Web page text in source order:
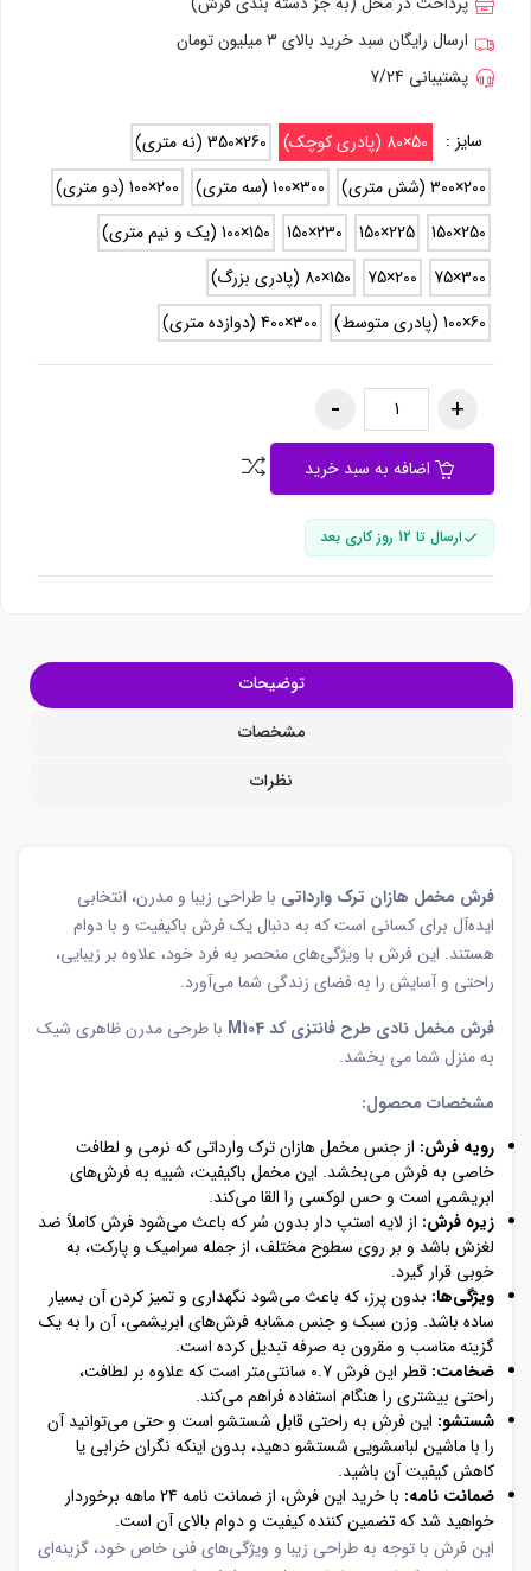
ارسال رایگان سبد خرید بالای 3 میلیون تومان
پشتیبانی 7/24
سایز : 50×80 (پادری کوچک)
260×350 (نه متری)
200×300 (شش متری)
300×100 (سه متری)
200×100 (دو متری)
250×150
225×150
230×150
150×100 (یک و نیم متری)
300×75
200×75
150×80 (پادری بزرگ)
60×100 (پادری متوسط)
300×400 (دوازده متری)
اضافه به سبد خرید
ارسال تا 12 روز کاری بعد
توضیحات
مشخصات
نظرات
فرش مخمل هازان ترک وارداتی با طراحی زیبا و مدرن، انتخابی
ایده‌آل برای کسانی است که به دنبال یک فرش باکیفیت و با دوام
هستند. این فرش با ویژگی‌های منحصر به فرد خود، علاوه بر زیبایی،
راحتی و آسایش را به فضای زندگی شما می‌آورد.
فرش مخمل نادی طرح فانتزی کد M104
با طرحی مدرن ظاهری شیک
به منزل شما می بخشد.
مشخصات محصول:
رویه فرش: از جنس مخمل هازان ترک وارداتی که نرمی و لطافت
خاصی به فرش می‌بخشد. این مخمل باکیفیت، شبیه به فرش‌های
ابریشمی است و حس لوکسی را القا می‌کند.
زیره فرش: از لایه استپ دار بدون سُر که باعث می‌شود فرش کاملاً ضد
لغزش باشد و بر روی سطوح مختلف، از جمله سرامیک و پارکت، به
خوبی قرار گیرد.
ویژگی‌ها: بدون پرز، که باعث می‌شود نگهداری و تمیز کردن آن بسیار
ساده باشد. وزن سبک و جنس مشابه فرش‌های ابریشمی، آن را به یک
گزینه مناسب و مقرون به صرفه تبدیل کرده است.
ضخامت:
قطر این فرش 0.7 سانتی‌متر است که علاوه بر لطافت،
راحتی بیشتری را هنگام استفاده فراهم می‌کند.
شستشو: این فرش به راحتی قابل شستشو است و حتی می‌توانید آن
را با ماشین لباسشویی شستشو دهید، بدون اینکه نگران خرابی یا
کاهش کیفیت آن باشید.
ضمانت نامه:
با خرید این فرش، از ضمانت نامه 24 ماهه برخوردار
خواهید شد که تضمین کننده کیفیت و دوام بالای آن است.
این فرش با توجه به طراحی زیبا و ویژگی‌های فنی خاص خود، گزینه‌ای